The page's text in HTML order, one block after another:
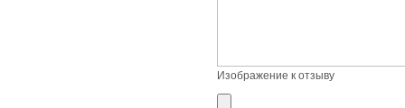
Изображение к отзыву